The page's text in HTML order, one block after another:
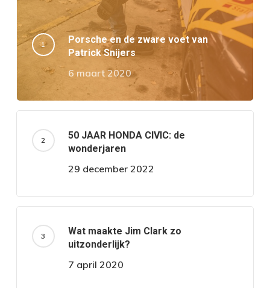
Porsche en de zware voet van
Patrick Snijers
6 maart 2020
50 JAAR HONDA CIVIC: de
wonderjaren
29 december 2022
Wat maakte Jim Clark zo
uitzonderlijk?
7 april 2020